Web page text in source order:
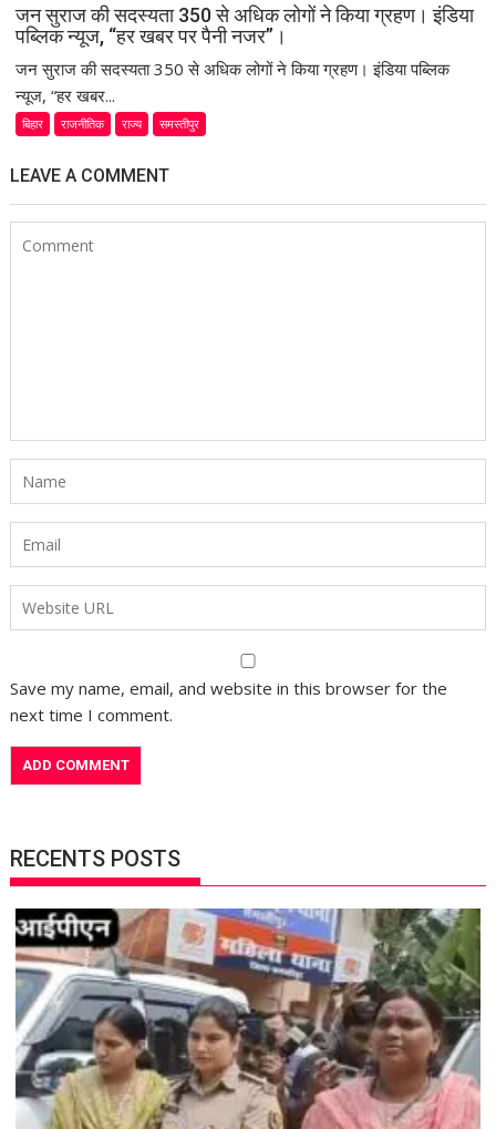
जन सुराज की सदस्यता 350 से अधिक लोगों ने किया ग्रहण। इंडिया
पब्लिक न्यूज, “हर खबर पर पैनी नजर”।
जन सुराज की सदस्यता 350 से अधिक लोगों ने किया ग्रहण। इंडिया पब्लिक
न्यूज, “हर खबर...
बिहार राजनीतिक राज्य समस्तीपुर
LEAVE A COMMENT
Save my name, email, and website in this browser for the
next time I comment.
RECENTS POSTS